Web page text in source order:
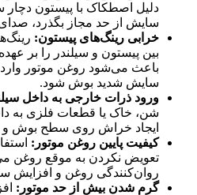
دلیل اصطکاک با پیستون
سایش از حد مجاز بگذرد،
خرابی رینگ‌های پیستون:
بین پیستون و سیلندر را بر
باعث می‌شود روغن موتور
سایش شدید بوش شود.
ورود ذرات خارجی به داخل
شن، خاک یا قطعات فلزی به
ایجاد خراش روی سطح بوش و
کیفیت پایین روغن موتور:
تعویض نکردن به موقع روغن
روان‌کنندگی روغن و
گرم شدن بیش از حد موتور: